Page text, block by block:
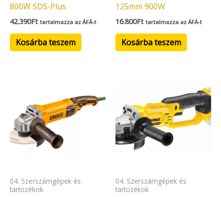
800W SDS-Plus
42.390Ft tartalmazza az ÁFÁ-t
Kosárba teszem
125mm 900W
16.800Ft tartalmazza az ÁFÁ-t
Kosárba teszem
04. Szerszámgépek és
tartozékok
04. Szerszámgépek és
tartozékok